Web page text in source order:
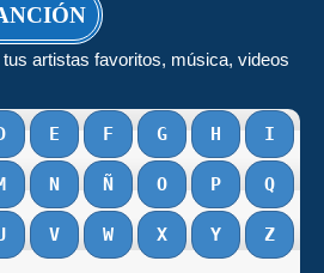
artistas favoritos, música, videos
E F G H I
N Ñ O P Q
V W X Y Z